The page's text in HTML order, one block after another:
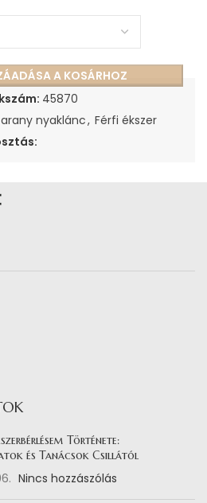
A KOSÁRHOZ
45870
nyaklánc, Férfi ékszer
Története:
és Tanácsok Csillától
Nincs hozzászólás